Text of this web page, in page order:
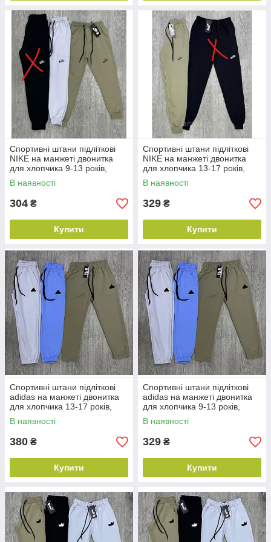
Спортивні штани підліткові
NIKE на манжеті двонитка
для хлопчика 9-13 років,
колір уточнюйте під час
замовлення
В наявності
304 ₴
Купити
Спортивні штани підліткові
NIKE на манжеті двонитка
для хлопчика 13-17 років,
колір як на фото
В наявності
329 ₴
Купити
Спортивні штани підліткові
adidas на манжеті двонитка
для хлопчика 13-17 років,
колір уточнюйте під час
замовлення
В наявності
380 ₴
Купити
Спортивні штани підліткові
adidas на манжеті двонитка
для хлопчика 9-13 років,
колір уточнюйте під час
замовлення
В наявності
329 ₴
Купити